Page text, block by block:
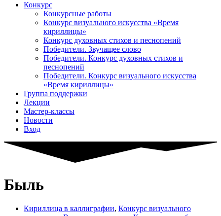
Конкурс
Конкурсные работы
Конкурс визуального искусства «Время
кириллицы»
Конкурс духовных стихов и песнопений
Победители. Звучащее слово
Победители. Конкурс духовных стихов и
песнопений
Победители. Конкурс визуального искусства
«Время кириллицы»
Группа поддержки
Лекции
Мастер-классы
Новости
Вход
Быль
Кириллица в каллиграфии, Конкурс визуального